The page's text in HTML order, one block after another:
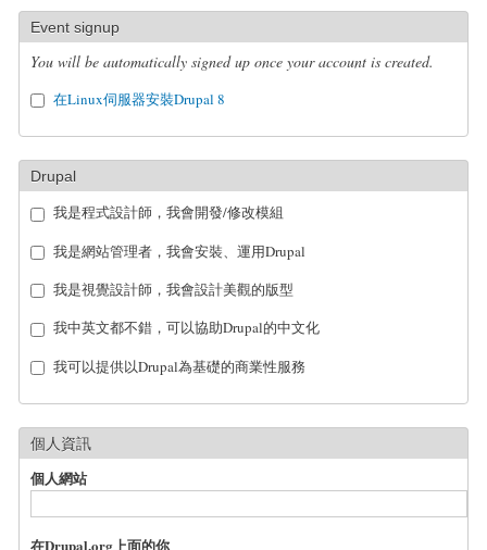
Event signup
You will be automatically signed up once your account is created.
在Linux伺服器安裝Drupal 8
Drupal
我是程式設計師，我會開發/修改模組
我是網站管理者，我會安裝、運用Drupal
我是視覺設計師，我會設計美觀的版型
我中英文都不錯，可以協助Drupal的中文化
我可以提供以Drupal為基礎的商業性服務
個人資訊
個人網站
在Drupal.org上面的你